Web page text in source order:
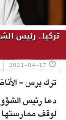
تركيا.. رئيس
2021-04-17
ترك برس -
دعا رئيس
لوقف